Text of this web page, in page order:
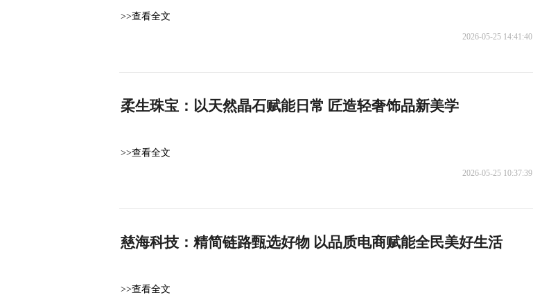
>>查看全文
2026-05-25 14:41:40
柔生珠宝：以天然晶石赋能日常 匠造轻奢饰品新美学
>>查看全文
2026-05-25 10:37:39
慈海科技：精简链路甄选好物 以品质电商赋能全民美好生活
>>查看全文